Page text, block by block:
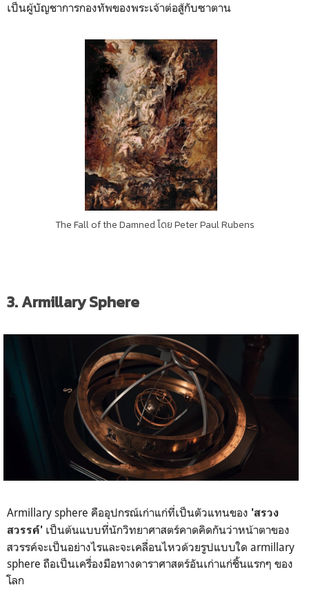
เป็นผู้บัญชาการกองทัพของพระเจ้าต่อสู้กับซาตาน
The Fall of the Damned โดย Peter Paul Rubens
3. Armillary Sphere
Armillary sphere คืออุปกรณ์เก่าแก่ที่เป็นตัวแทนของ 'สรวง
สวรรค์' เป็นต้นแบบที่นักวิทยาศาสตร์คาดคิดกันว่าหน้าตาของ
สวรรค์จะเป็นอย่างไรและจะเคลื่อนไหวด้วยรูปแบบใด armillary
sphere ถือเป็นเครื่องมือทางดาราศาสตร์อันเก่าแก่ชิ้นแรกๆ ของ
โลก